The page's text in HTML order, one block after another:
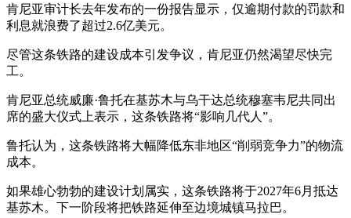
肯尼亚审计长去年发布的一份报告显示，仅逾期付款的罚款和
利息就浪费了超过2.6亿美元。
尽管这条铁路的建设成本引发争议，肯尼亚仍然渴望尽快完
工。
肯尼亚总统威廉·鲁托在基苏木与乌干达总统穆塞韦尼共同出
席的盛大仪式上表示，这条铁路将“影响几代人”。
鲁托认为，这条铁路将大幅降低东非地区“削弱竞争力”的物流
成本。
如果雄心勃勃的建设计划属实，这条铁路将于2027年6月抵达
基苏木。下一阶段将把铁路延伸至边境城镇马拉巴。